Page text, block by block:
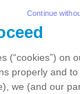
(“cookies”) on
properly and
we (and our
Continue